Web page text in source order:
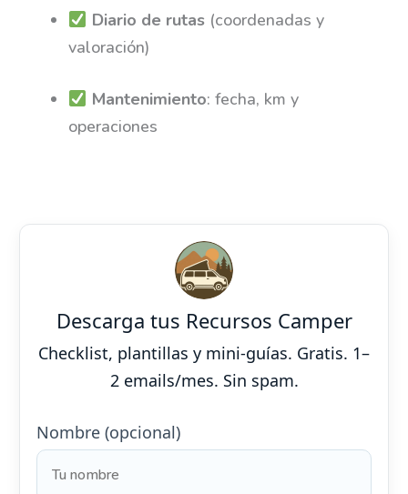
Diario de rutas(coordenadas y
valoración)
Mantenimiento: fecha, km y
operaciones
Descarga tus Recursos Camper
Checklist, plantillas y mini-guías. Gratis. 1–
2 emails/mes. Sin spam.
Nombre (opcional)